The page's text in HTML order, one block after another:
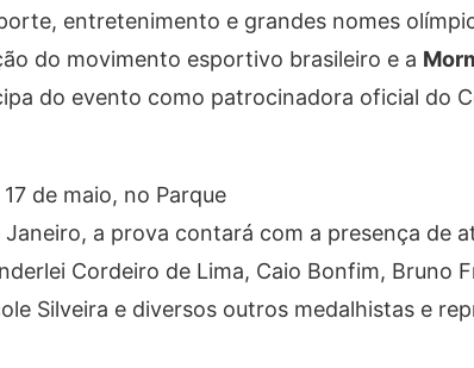
entretenimento e grandes nomes
do movimento esportivo brasileiro e a
do evento como patrocinadora oficial do
de maio, no Parque
Janeiro, a prova contará com a presença de
Cordeiro de Lima, Caio Bonfim, Bruno
Silveira e diversos outros medalhistas e